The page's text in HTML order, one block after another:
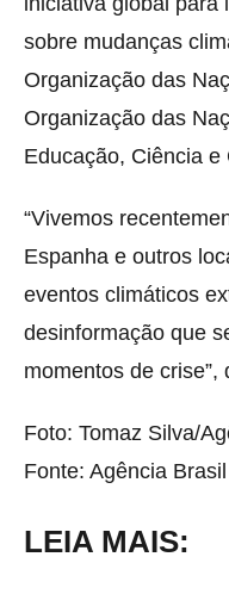
sobre mudanças
Organização das
Organização das
Educação, Ciência e
“Vivemos
Espanha e outros
eventos climáticos
desinformação que
momentos de crise”,
Foto: Tomaz Silva/
Fonte: Agência Brasil
LEIA MAIS: